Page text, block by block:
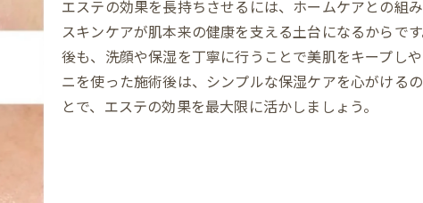
エステと美容皮膚科で目指す美肌の方向性
毛穴洗浄とエステで叶える健やかな美肌
エステ毛穴洗浄で実現する透明感ある肌作り
健やかな美肌のための毛穴ケア最新トレンド
エステの効果を長持ちさせるには、ホームケアとの組
スキンケアが肌本来の健康を支える土台になるからで
後も、洗顔や保湿を丁寧に行うことで美肌をキープし
ニを使った施術後は、シンプルな保湿ケアを心がける
とで、エステの効果を最大限に活かしましょう。